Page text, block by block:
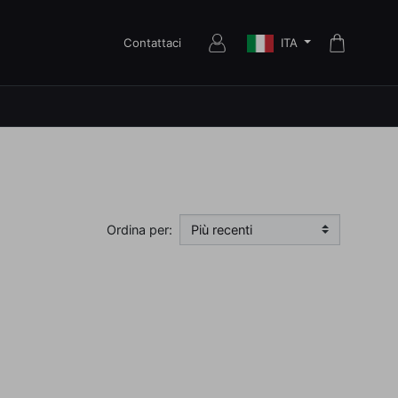
Contattaci ITA
Ordina per: